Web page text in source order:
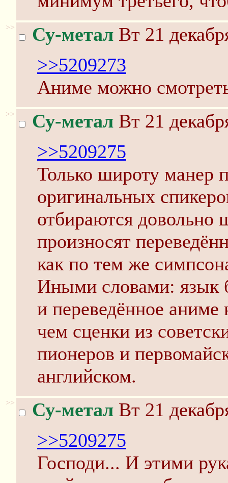
>> Су-метал Вт 21
>>5209273
Аниме можно
>> Су-метал Вт 21
>>5209275
Только широту манер
оригинальных
отбираются довольно
произносят
как по тем же
Иными словами: язык
и переведённое аниме
чем сценки из
пионеров и
английском.
>> Су-метал Вт 21
>>5209275
Господи... И этими